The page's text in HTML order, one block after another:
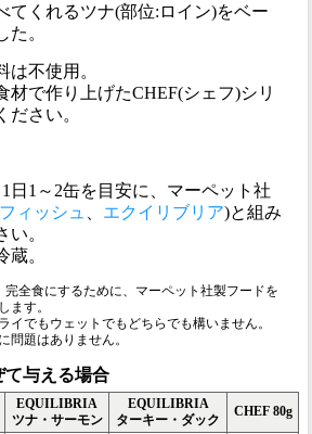
てくれるツナ(部位:ロイン)をベー
た。
は不使用。
材で作り上げたCHEF(シェフ)シリ
ださい。
日1～2缶を目安に、マーペット社
ィッシュ エクイリブリア)と組み
い。
蔵。
全食にするために、マーペット社製フードを
ます。
イでもウェットでもどちらでも構いません。
問題はありません。
て与える場合
EQUILIBRIA
ツナ・サーモン
EQUILIBRIA
ターキー・ダック
CHEF 80g